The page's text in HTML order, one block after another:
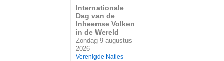
Internationale
Dag van de
Inheemse Volken
in de Wereld
Zondag 9 augustus
2026
Verenigde Naties